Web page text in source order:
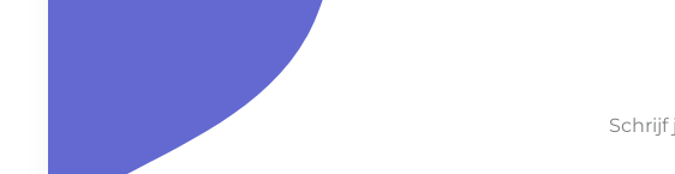
Schrijf